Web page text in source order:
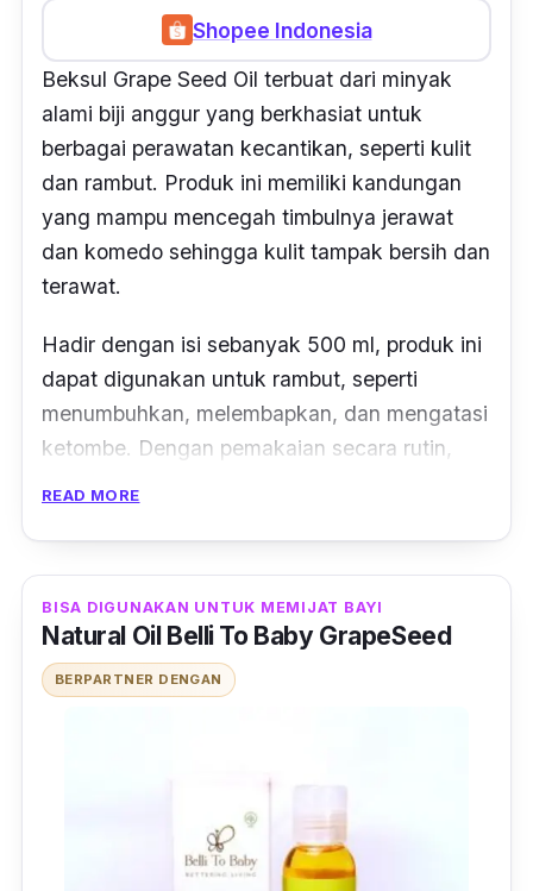
Shopee Indonesia
Beksul Grape Seed Oil terbuat dari minyak
alami biji anggur yang berkhasiat untuk
berbagai perawatan kecantikan, seperti kulit
dan rambut. Produk ini memiliki kandungan
yang mampu mencegah timbulnya jerawat
dan komedo sehingga kulit tampak bersih dan
terawat.
Hadir dengan isi sebanyak 500 ml, produk ini
dapat digunakan untuk rambut, seperti
menumbuhkan, melembapkan, dan mengatasi
ketombe. Dengan pemakaian secara rutin,
READ MORE
BISA DIGUNAKAN UNTUK MEMIJAT BAYI
Natural Oil Belli To Baby GrapeSeed
BERPARTNER DENGAN